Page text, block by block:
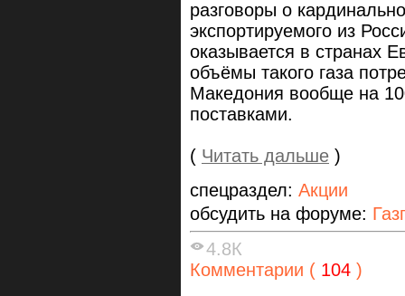
разговоры о
экспортируемого из
оказывается в странах
объёмы такого газа
Македония вообще на
поставками.
( Читать дальше )
спецраздел: Акции
обсудить на форуме:
4.8К
Комментарии ( 104 )